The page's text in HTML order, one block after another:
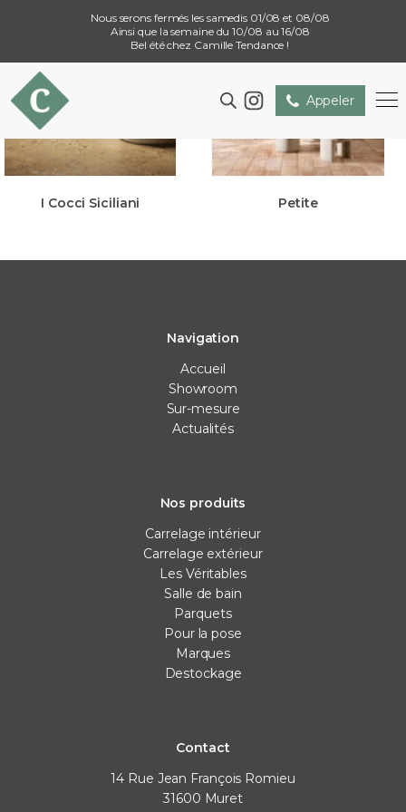
Nous serons fermés les samedis 01/08 et 08/08
Ainsi que la semaine du 10/08 au 16/08
Bel été chez Camille Tendance !
Appeler
I Cocci Siciliani Petite
Navigation
Accueil
Showroom
Sur-mesure
Actualités
Nos produits
Carrelage intérieur
Carrelage extérieur
Les Véritables
Salle de bain
Parquets
Pour la pose
Marques
Destockage
Contact
14 Rue Jean François Romieu
31600 Muret